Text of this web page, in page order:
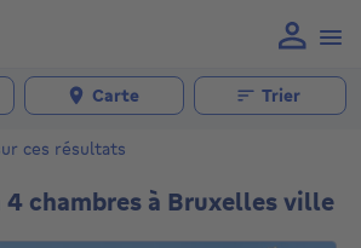
Carte Trier
ces résultats
chambres à Bruxelles ville